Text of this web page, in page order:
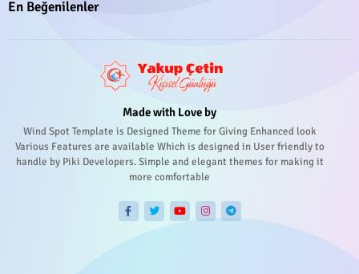
En Beğenilenler
Made with Love by
Wind Spot Template is Designed Theme for Giving Enhanced look
Various Features are available Which is designed in User friendly to
handle by Piki Developers. Simple and elegant themes for making it
more comfortable